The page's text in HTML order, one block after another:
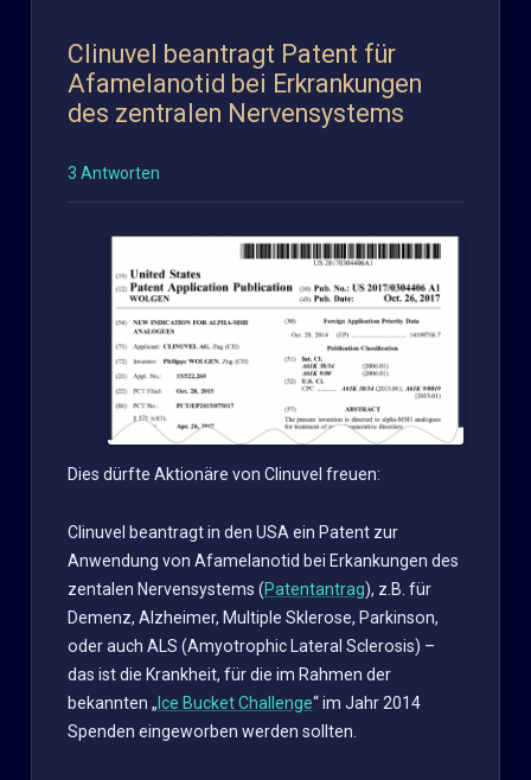
Clinuvel beantragt Patent für
Afamelanotid bei Erkrankungen
des zentralen Nervensystems
3 Antworten
Dies dürfte Aktionäre von Clinuvel freuen:
Clinuvel beantragt in den USA ein Patent zur
Anwendung von Afamelanotid bei Erkankungen des
zentalen Nervensystems (Patentantrag), z.B. für
Demenz, Alzheimer, Multiple Sklerose, Parkinson,
oder auch ALS (Amyotrophic Lateral Sclerosis) –
das ist die Krankheit, für die im Rahmen der
bekannten „ Ice Bucket Challenge“ im Jahr 2014
Spenden eingeworben werden sollten.